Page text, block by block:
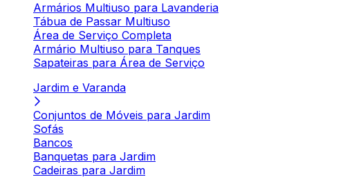
Armários Multiuso para Lavanderia
Tábua de Passar Multiuso
Área de Serviço Completa
Armário Multiuso para Tanques
Sapateiras para Área de Serviço
Jardim e Varanda
Conjuntos de Móveis para Jardim
Sofás
Bancos
Banquetas para Jardim
Cadeiras para Jardim